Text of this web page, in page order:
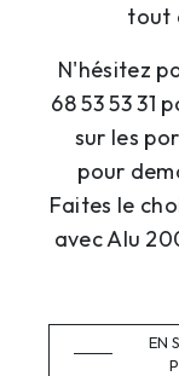
tout
N'hésitez
68 53 53 31
sur les
pour
Faites le
avec Alu
EN